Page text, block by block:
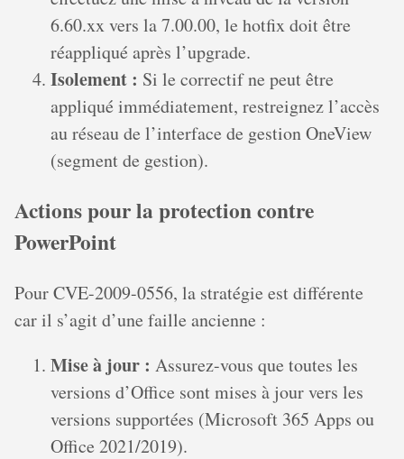
6.60.xx vers la 7.00.00, le hotfix doit être
réappliqué après l’upgrade.
Isolement : Si le correctif ne peut être
appliqué immédiatement, restreignez l’accès
au réseau de l’interface de gestion OneView
(segment de gestion).
Actions pour la protection contre
PowerPoint
Pour CVE-2009-0556, la stratégie est différente
car il s’agit d’une faille ancienne :
Mise à jour : Assurez-vous que toutes les
versions d’Office sont mises à jour vers les
versions supportées (Microsoft 365 Apps ou
Office 2021/2019).